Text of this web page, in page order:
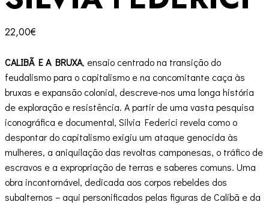
22,00€
CALIBÃ E A BRUXA, ensaio centrado na transição do
feudalismo para o capitalismo e na concomitante caça às
bruxas e expansão colonial, descreve-nos uma longa história
de exploração e resistência. A partir de uma vasta pesquisa
iconográfica e documental, Silvia Federici revela como o
despontar do capitalismo exigiu um ataque genocida às
mulheres, a aniquilação das revoltas camponesas, o tráfico de
escravos e a expropriação de terras e saberes comuns. Uma
obra incontornável, dedicada aos corpos rebeldes dos
subalternos – aqui personificados pelas figuras de Calibã e da